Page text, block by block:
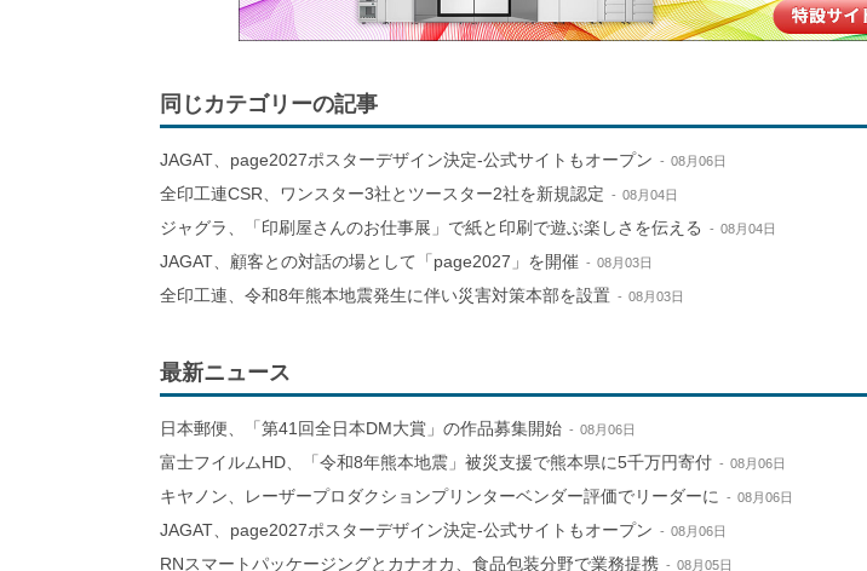
同じカテゴリーの記事
JAGAT、page2027ポスターデザイン決定-公式サイトもオープン 08月06日
全印工連CSR、ワンスター3社とツースター2社を新規認定 08月04日
ジャグラ、「印刷屋さんのお仕事展」で紙と印刷で遊ぶ楽しさを伝える 08月04日
JAGAT、顧客との対話の場として「page2027」を開催 08月03日
全印工連、令和8年熊本地震発生に伴い災害対策本部を設置 08月03日
最新ニュース
日本郵便、「第41回全日本DM大賞」の作品募集開始 08月06日
富士フイルムHD、「令和8年熊本地震」被災支援で熊本県に5千万円寄付 08月06日
キヤノン、レーザープロダクションプリンターベンダー評価でリーダーに 08月06日
JAGAT、page2027ポスターデザイン決定-公式サイトもオープン 08月06日
RNスマートパッケージングとカナオカ、食品包装分野で業務提携 08月05日